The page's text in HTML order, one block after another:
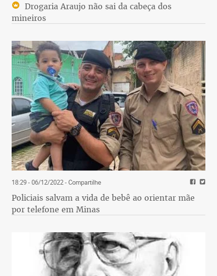
Drogaria Araujo não sai da cabeça dos
mineiros
18:29 - 06/12/2022- Compartilhe
Policiais salvam a vida de bebê ao orientar mãe
por telefone em Minas